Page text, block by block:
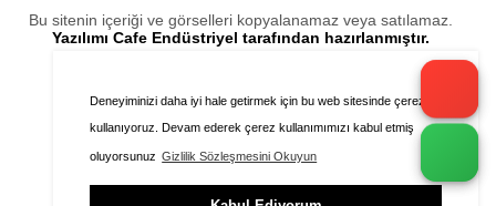
Deneyiminizi daha iyi hale getirmek için bu web sitesinde çerezleri
kullanıyoruz. Devam ederek çerez kullanımımızı kabul etmiş
oluyorsunuz Gizlilik Sözleşmesini Okuyun
Bu sitenin içeriği ve görselleri kopyalanamaz veya satılamaz.
Yazılımı Cafe Endüstriyel tarafından hazırlanmıştır.